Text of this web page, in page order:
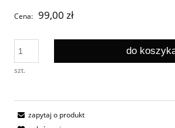
Cena: 99,00 zł
szt.
do
zapytaj o produkt